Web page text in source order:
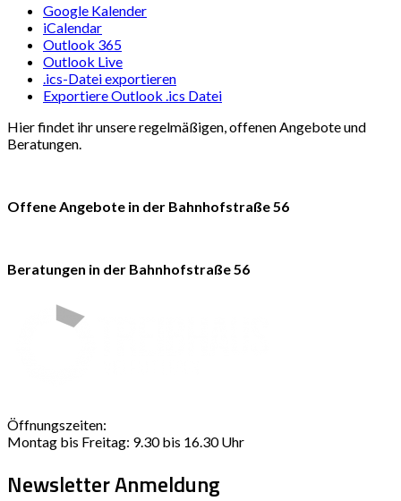
Google Kalender
iCalendar
Outlook 365
Outlook Live
.ics-Datei exportieren
Exportiere Outlook .ics Datei
Hier findet ihr unsere regelmäßigen, offenen Angebote und
Beratungen.
Offene Angebote in der Bahnhofstraße 56
Beratungen in der Bahnhofstraße 56
Öffnungszeiten:
Montag bis Freitag: 9.30 bis 16.30 Uhr
Newsletter Anmeldung